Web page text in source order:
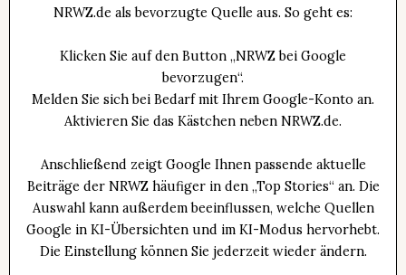
NRWZ.de als bevorzugte Quelle aus. So geht es:
Klicken Sie auf den Button „NRWZ bei Google
bevorzugen“.
Melden Sie sich bei Bedarf mit Ihrem Google-Konto an.
Aktivieren Sie das Kästchen neben NRWZ.de.
Anschließend zeigt Google Ihnen passende aktuelle
Beiträge der NRWZ häufiger in den „Top Stories“ an. Die
Auswahl kann außerdem beeinflussen, welche Quellen
Google in KI-Übersichten und im KI-Modus hervorhebt.
Die Einstellung können Sie jederzeit wieder ändern.